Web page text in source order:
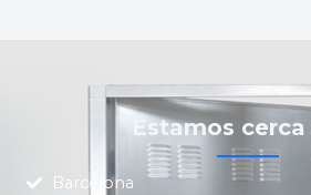
Estamos cerca
Barcelona